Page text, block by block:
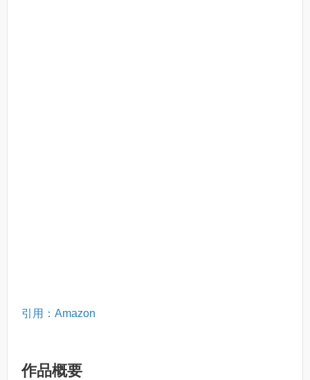
引用：Amazon
作品概要